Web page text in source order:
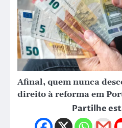
Afinal, quem nunca
direito à reforma em
Partilhe